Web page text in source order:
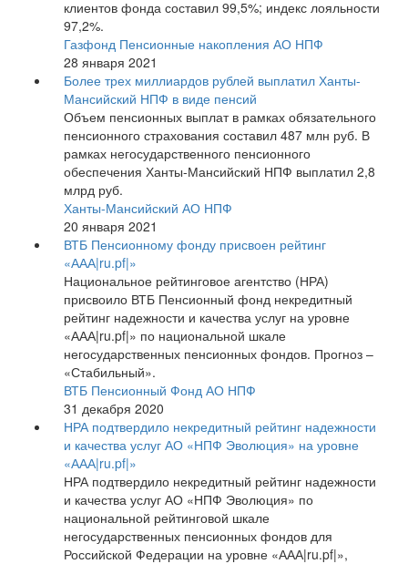
клиентов фонда составил 99,5%; индекс лояльности
97,2%.
Газфонд Пенсионные накопления АО НПФ
28 января 2021
Более трех миллиардов рублей выплатил Ханты-
Мансийский НПФ в виде пенсий
Объем пенсионных выплат в рамках обязательного
пенсионного страхования составил 487 млн руб. В
рамках негосударственного пенсионного
обеспечения Ханты-Мансийский НПФ выплатил 2,8
млрд руб.
Ханты-Мансийский АО НПФ
20 января 2021
ВТБ Пенсионному фонду присвоен рейтинг
«ААА|ru.pf|»
Национальное рейтинговое агентство (НРА)
присвоило ВТБ Пенсионный фонд некредитный
рейтинг надежности и качества услуг на уровне
«ААА|ru.pf|» по национальной шкале
негосударственных пенсионных фондов. Прогноз –
«Стабильный».
ВТБ Пенсионный Фонд АО НПФ
31 декабря 2020
НРА подтвердило некредитный рейтинг надежности
и качества услуг АО «НПФ Эволюция» на уровне
«ААА|ru.pf|»
НРА подтвердило некредитный рейтинг надежности
и качества услуг АО «НПФ Эволюция» по
национальной рейтинговой шкале
негосударственных пенсионных фондов для
Российской Федерации на уровне «ААА|ru.pf|»,